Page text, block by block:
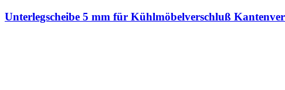
Unterlegscheibe 5 mm für Kühlmöbelverschluß